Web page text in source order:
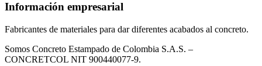
Información empresarial
Fabricantes de materiales para dar diferentes acabados al concreto.
Somos Concreto Estampado de Colombia S.A.S. –
CONCRETCOL NIT 900440077-9.